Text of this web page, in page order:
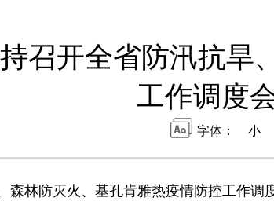
召开全省防汛抗旱
工作调度
字体： 小
林防灭火、基孔肯雅热疫情防控工作调